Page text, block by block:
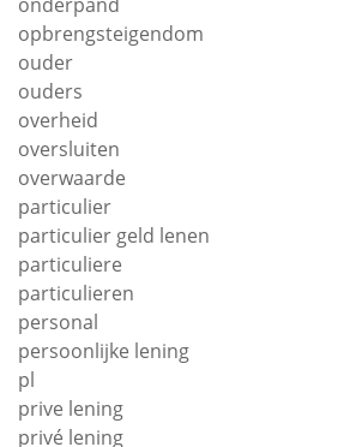
opbrengsteigendom
ouder
ouders
overheid
oversluiten
overwaarde
particulier
particulier geld lenen
particuliere
particulieren
personal
persoonlijke lening
pl
prive lening
privé lening